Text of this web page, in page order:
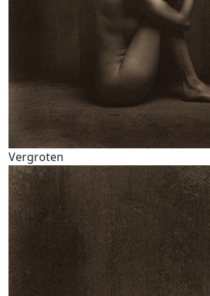
Vergroten